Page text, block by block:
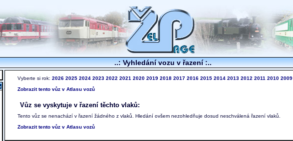
..: Vyhledání vozu v řazení :..
Vyberte si rok: 2026 2025 2024 2023 2022 2021 2020 2019 2018 2017 2016 2015 2014 2013 2012 2011 2010 2009
Zobrazit tento vůz v Atlasu vozů
Vůz se vyskytuje v řazení těchto vlaků:
Tento vůz se nenachází v řazení žádného z vlaků. Hledání ovšem nezohledňuje dosud neschválená řazení vlaků.
Zobrazit tento vůz v Atlasu vozů